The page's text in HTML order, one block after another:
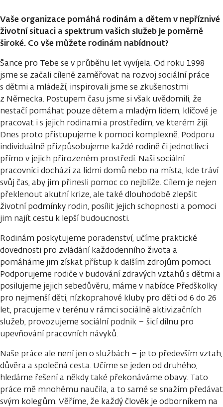
Vaše organizace pomáhá rodinám a dětem v nepříznivé
životní situaci a spektrum vašich služeb je poměrně
široké. Co vše můžete rodinám nabídnout?
Šance pro Tebe se v průběhu let vyvíjela. Od roku 1998
jsme se začali cíleně zaměřovat na rozvoj sociální práce
s dětmi a mládeží, inspirovali jsme se zkušenostmi
z Německa. Postupem času jsme si však uvědomili, že
nestačí pomáhat pouze dětem a mladým lidem, klíčové je
pracovat i s jejich rodinami a prostředím, ve kterém žijí.
Dnes proto přistupujeme k pomoci komplexně. Podporu
individuálně přizpůsobujeme každé rodině či jednotlivci
přímo v jejich přirozeném prostředí. Naši sociální
pracovníci dochází za lidmi domů nebo na místa, kde tráví
svůj čas, aby jim přinesli pomoc co nejblíže. Cílem je nejen
překlenout akutní krize, ale také dlouhodobě zlepšit
životní podmínky rodin, posílit jejich schopnosti a pomoci
jim najít cestu k lepší budoucnosti.
Rodinám poskytujeme poradenství, učíme praktické
dovednosti pro zvládání každodenního života a
pomáháme jim získat přístup k dalším zdrojům pomoci.
Podporujeme rodiče v budování zdravých vztahů s dětmi a
posilujeme jejich sebedůvěru, máme v nabídce Předškolky
pro nejmenší děti, nízkoprahové kluby pro děti od 6 do 26
let, pracujeme v terénu v rámci sociálně aktivizačních
služeb, provozujeme sociální podnik – šicí dílnu pro
upevňování pracovních návyků.
Naše práce ale není jen o službách – je to především vztah,
důvěra a společná cesta. Učíme se jeden od druhého,
hledáme řešení a někdy také překonáváme obavy. Tato
práce mě mnohému naučila, a to samé se snažím předávat
svým kolegům. Věříme, že každý člověk je odborníkem na